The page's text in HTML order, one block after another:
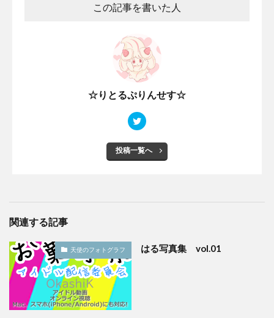
この記事を書いた人
☆りとるぷりんせす☆
投稿一覧へ
関連する記事
天使のフォトグラフ はる写真集 vol.01